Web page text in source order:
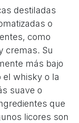
destiladas
o
como
cremas. Su
más bajo
el whisky o la
suave o
que
licores son